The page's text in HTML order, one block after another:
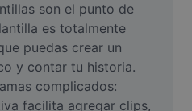
son el punto de
es totalmente
puedas crear un
y contar tu historia.
complicados:
facilita agregar clips,